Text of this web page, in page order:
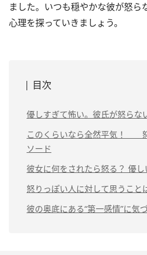
ました。いつも穏やかな彼が怒ら
心理を探っていきましょう。
目次
優しすぎて怖い。彼氏が怒らな
このくらいなら全然平気！
ソード
彼女に何をされたら怒る？ 優
怒りっぽい人に対して思うこ
彼の奥底にある“第一感情”に気